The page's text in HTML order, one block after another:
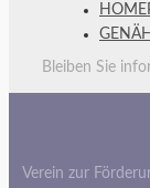
Bleiben Sie
Verein zur